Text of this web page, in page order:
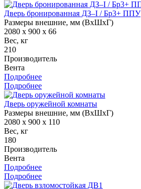
Дверь бронированная ДЗ–I / Бр3+ ППУ
Размеры внешние, мм (ВхШхГ)
2080 x 900 x 66
Вес, кг
210
Производитель
Вента
Подробнее
Подробнее
Дверь оружейной комнаты
Размеры внешние, мм (ВхШхГ)
2080 x 900 x 110
Вес, кг
180
Производитель
Вента
Подробнее
Подробнее